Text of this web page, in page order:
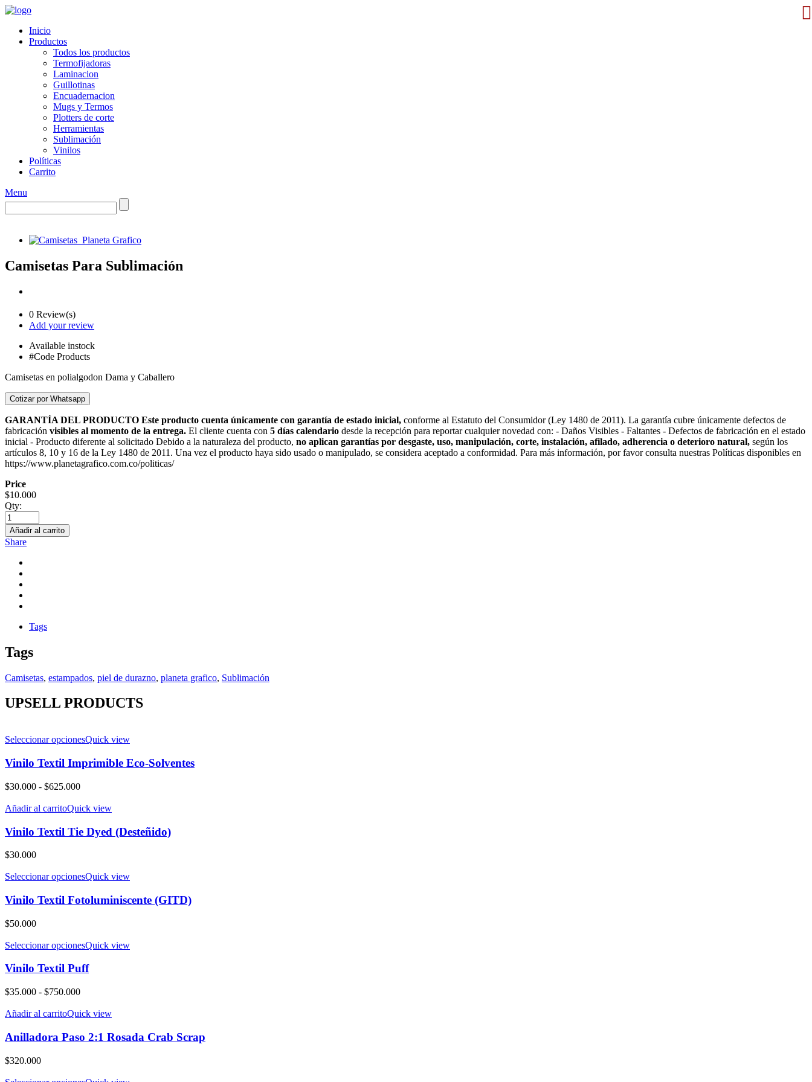
Inicio
Productos
Todos los productos
Termofijadoras
Laminacion
Guillotinas
Encuadernacion
Mugs y Termos
Plotters de corte
Herramientas
Sublimación
Vinilos
Políticas
Carrito
Menu
Camisetas Para Sublimación
0 Review(s)
Add your review
Available instock
#Code Products
Camisetas en polialgodon Dama y Caballero
GARANTÍA DEL PRODUCTO Este producto cuenta únicamente con garantía de estado inicial, conforme al Estatuto del Consumidor (Ley 1480 de 2011). La garantía cubre únicamente defectos de
fabricación visibles al momento de la entrega. El cliente cuenta con 5 días calendario desde la recepción para reportar cualquier novedad con: - Daños Visibles - Faltantes - Defectos de fabricación en el estado
inicial - Producto diferente al solicitado Debido a la naturaleza del producto, no aplican garantías por desgaste, uso, manipulación, corte, instalación, afilado, adherencia o deterioro natural, según los
artículos 8, 10 y 16 de la Ley 1480 de 2011. Una vez el producto haya sido usado o manipulado, se considera aceptado a conformidad. Para más información, por favor consulta nuestras Políticas disponibles en
https://www.planetagrafico.com.co/politicas/
Price
$10.000
Qty:
Añadir al carrito
Share
Tags
Tags
Camisetas, estampados, piel de durazno, planeta grafico, Sublimación
UPSELL PRODUCTS
Seleccionar opcionesQuick view
Vinilo Textil Imprimible Eco-Solventes
$30.000 - $625.000Rango
precios:
$30.000
hasta
Añadir al carritoQuick view
Vinilo Textil Tie Dyed (Desteñido)
$30.000
Seleccionar opcionesQuick view
Vinilo Textil Fotoluminiscente (GITD)
$50.000
Seleccionar opcionesQuick view
Vinilo Textil Puff
$35.000 - $750.000Rango
precios:
$35.000
hasta
Añadir al carritoQuick view
Anilladora Paso 2:1 Rosada Crab Scrap
$320.000